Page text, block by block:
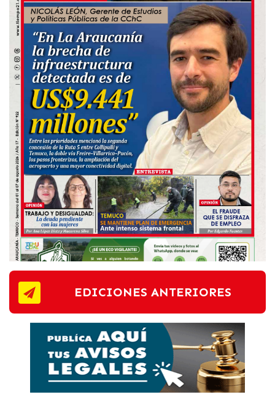
EDICIONES ANTERIORES